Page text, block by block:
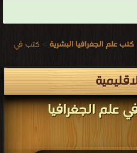
كتب علم الجغرافيا البشرية > كتب في
علم الجغرافيا